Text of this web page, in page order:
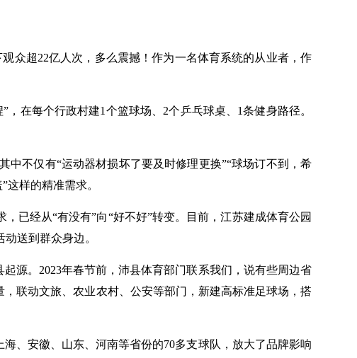
众超22亿人次，多么震撼！作为一名体育系统的从业者，作
在每个行政村建1个篮球场、2个乒乓球桌、1条健身路径。
中不仅有“运动器材损坏了要及时修理更换”“球场订不到，希
样的精准需求。
已经从“有没有”向“好不好”转变。目前，江苏建成体育公园
送到群众身边。
源。2023年春节前，沛县体育部门联系我们，说有些周边省
联动文旅、农业农村、公安等部门，新建高标准足球场，搭
、安徽、山东、河南等省份的70多支球队，放大了品牌影响